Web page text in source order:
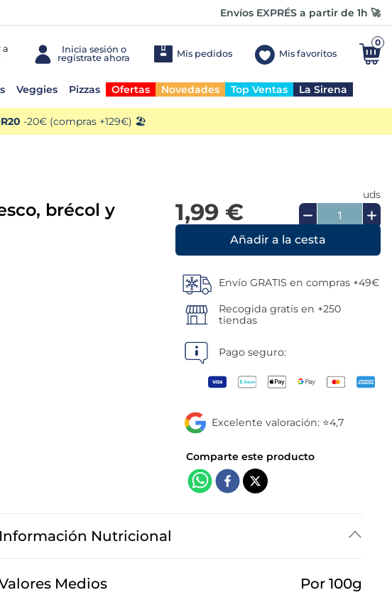
Envíos EXPRÉS a partir de 1h 🚀
a
Mis pedidos Mis favoritos
0
Veggies Pizzas Ofertas Novedades Top Ventas La Sirena
-20€ (compras +129€) 🏖️
brécol y 1,99 €
uds
Añadir a la cesta
Envío GRATIS en compras +49€
Recogida gratis en +250
tiendas
Pago seguro:
Excelente valoración: ⭐4,7
Información Nutricional
Medios Por 100g